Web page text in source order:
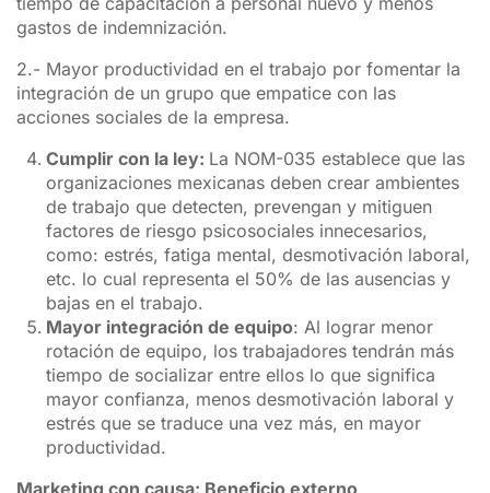
gastos de indemnización.
2.- Mayor productividad en el trabajo por fomentar la
integración de un grupo que empatice con las
acciones sociales de la empresa.
Cumplir con la ley: La NOM-035 establece que las
organizaciones mexicanas deben crear ambientes
de trabajo que detecten, prevengan y mitiguen
factores de riesgo psicosociales innecesarios,
como: estrés, fatiga mental, desmotivación laboral,
etc. lo cual representa el 50% de las ausencias y
bajas en el trabajo.
Mayor integración de equipo: Al lograr menor
rotación de equipo, los trabajadores tendrán más
tiempo de socializar entre ellos lo que significa
mayor confianza, menos desmotivación laboral y
estrés que se traduce una vez más, en mayor
productividad.